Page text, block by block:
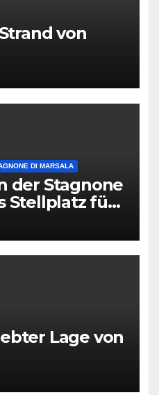
von
DI MARSALA
der Stagnone
Stellplatz für
Lage von